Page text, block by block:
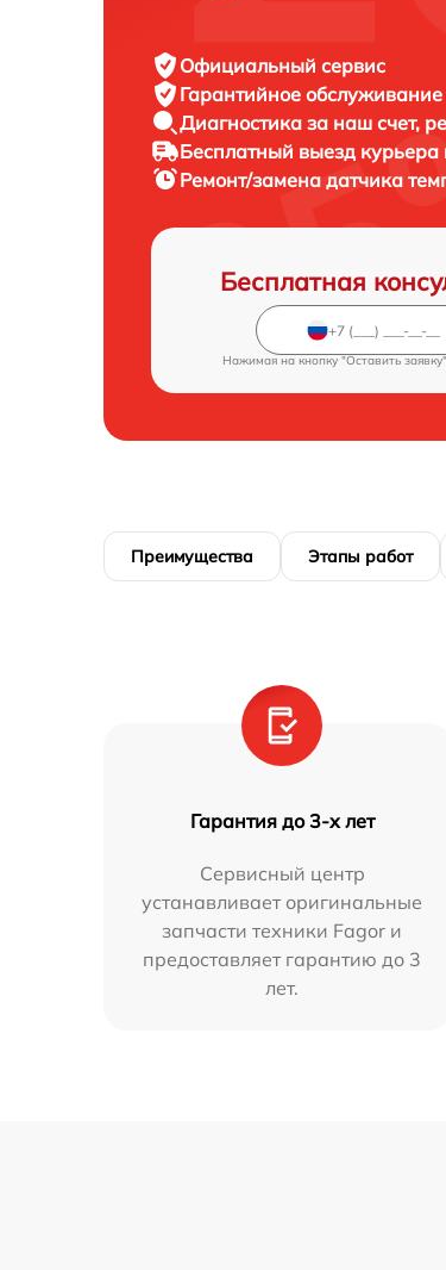
Официальный сервис
Гарантийное обслуживание
Диагностика за наш счет,
Бесплатный выезд курьера
Ремонт/замена датчика
Бесплатная
Нажимая на кнопку "Оставить
Преимущества Этапы работ
Гарантия до 3-х лет
Сервисный центр
устанавливает оригинальные
запчасти техники Fagor и
предоставляет гарантию до 3
лет.